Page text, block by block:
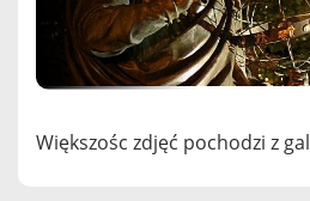
Większośc zdjęć pochodzi z